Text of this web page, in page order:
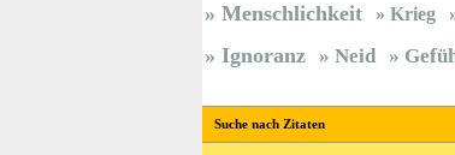
Menschlichkeit Krieg
Ignoranz Neid
Suche nach Zitaten